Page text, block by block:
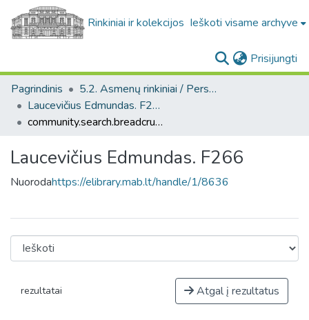
Rinkiniai ir kolekcijos Ieškoti visame archyve
Prisijungti
Pagrindinis
5.2. Asmenų rinkiniai / Personal collections
Laucevičius Edmundas. F266
community.search.breadcrumbs
Laucevičius Edmundas. F266
Nuorodahttps://elibrary.mab.lt/handle/1/8636
rezultatai Atgal į rezultatus